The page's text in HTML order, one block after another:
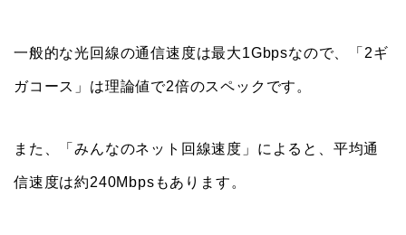
一般的な光回線の通信速度は最大1Gbpsなので、「2ギ
ガコース」は理論値で2倍のスペックです。
また、「みんなのネット回線速度」によると、平均通
信速度は約240Mbpsもあります。